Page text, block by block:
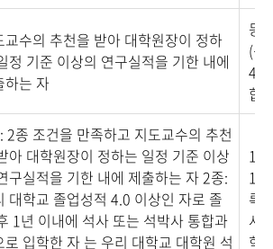
교수의 추천을 받아 대학원장이 정하
정 기준 이상의 연구실적을 기한 내에
하는 자
등
(석
4
합
2종 조건을 만족하고 지도교수의 추천
아 대학원장이 정하는 일정 기준 이상
구실적을 기한 내에 제출하는 자 2종:
대학교 졸업성적 4.0 이상인 자로 졸
1년 이내에 석사 또는 석박사 통합과
로 입학한 자 는 우리 대학교 대학원 석
1
록
사,
학